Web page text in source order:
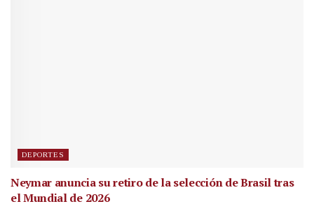
DEPORTES
Neymar anuncia su retiro de la selección de Brasil tras
el Mundial de 2026